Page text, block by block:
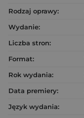
Rodzaj oprawy:
Wydanie:
Liczba stron:
Format:
Rok wydania:
Data premiery:
Język wydania: